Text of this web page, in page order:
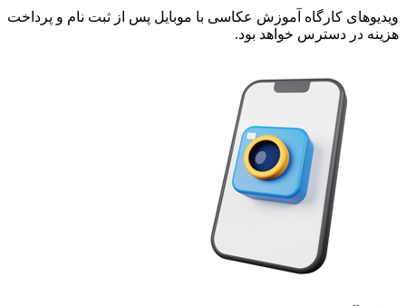
ویدیوهای کارگاه آموزش عکاسی با موبایل پس از ثبت نام و پرداخت
هزینه در دسترس خواهد بود.